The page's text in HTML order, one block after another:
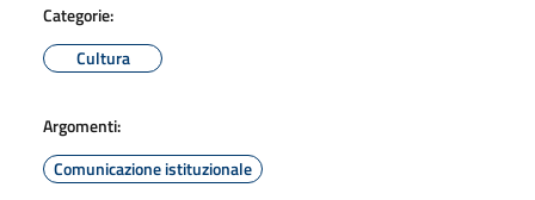
Categorie:
Cultura
Argomenti:
Comunicazione istituzionale